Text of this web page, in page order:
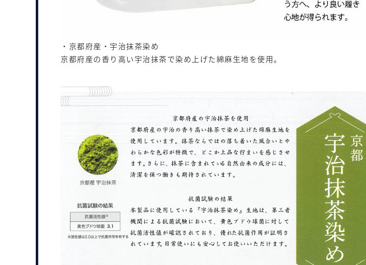
・京都府産・宇治抹茶染め
京都府産の香り高い宇治抹茶で染め上げた綿麻生地を使用。